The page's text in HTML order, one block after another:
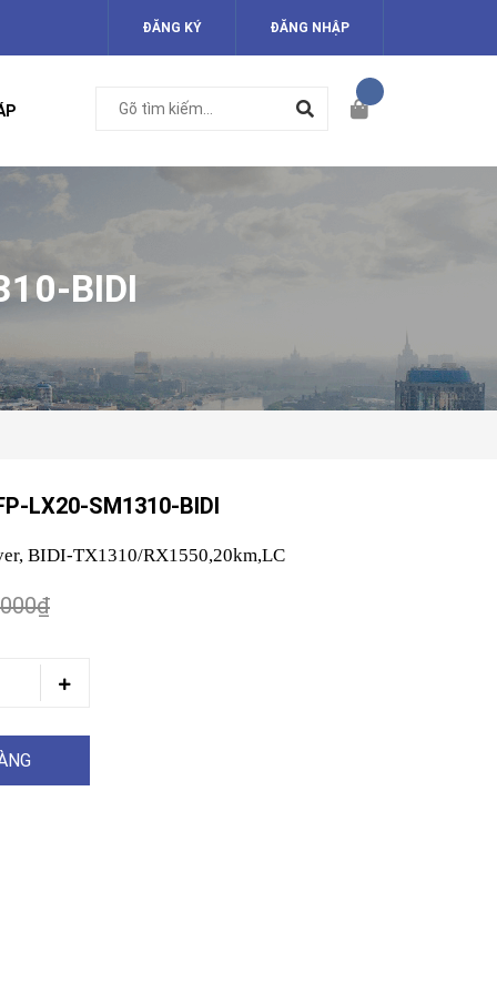
ĐĂNG KÝ ĐĂNG NHẬP
BIDI
LX20-SM1310-BIDI
BIDI-TX1310/RX1550,20km,LC